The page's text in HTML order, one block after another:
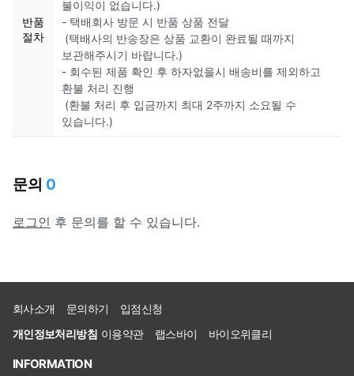
반품
절차
불이익이 없습니다.)
- 택배회사 방문 시 반품 상품 전달
(택배사의 반송장은 상품 교환이 완료될 때까지
보관해주시기 바랍니다.)
- 회수된 제품 확인 후 하자없을시 배송비를 제외하고
환불 처리 진행
(환불 처리 후 입금까지 최대 2주까지 소요될 수
있습니다.)
문의 0
로그인 후 문의를 할 수 있습니다.
회사소개 문의하기
입점신청
개인정보처리방침 이용약관 랩스바이 바이오위클리
INFORMATION